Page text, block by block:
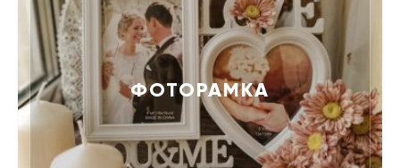
ФОТОРАМКА